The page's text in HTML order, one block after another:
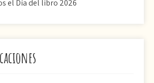
el Día del libro 2026